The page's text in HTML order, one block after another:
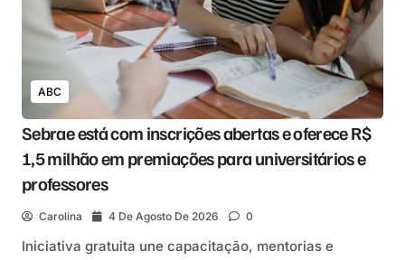
ABC
Sebrae está com inscrições abertas e oferece R$
1,5 milhão em premiações para universitários e
professores
Carolina 4 De Agosto De 2026 0
Iniciativa gratuita une capacitação, mentorias e